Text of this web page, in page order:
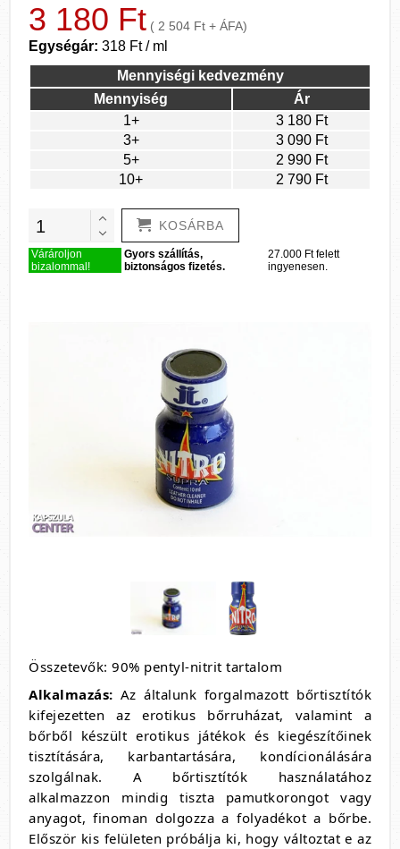
3 180 Ft ( 2 504 Ft + ÁFA)
Egységár: 318 Ft / ml
Mennyiségi kedvezmény
Mennyiség
Ár
1+
3 180 Ft
3+
3 090 Ft
5+
2 990 Ft
10+
2 790 Ft
KOSÁRBA
Várároljon
bizalommal!
Gyors szállítás,
biztonságos fizetés.
27.000 Ft felett
ingyenesen.
Összetevők: 90% pentyl-nitrit tartalom
Alkalmazás: Az általunk forgalmazott bőrtisztítók
kifejezetten az erotikus bőrruházat, valamint a
bőrből készült erotikus játékok és kiegészítőinek
tisztítására, karbantartására, kondícionálására
szolgálnak. A bőrtisztítók használatához
alkalmazzon mindig tiszta pamutkorongot vagy
anyagot, finoman dolgozza a folyadékot a bőrbe.
Először kis felületen próbálja ki, hogy változtat e az